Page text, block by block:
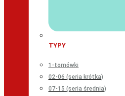
TYPY
1-tomówki
02-06 (seria krótka)
07-15 (seria średnia)